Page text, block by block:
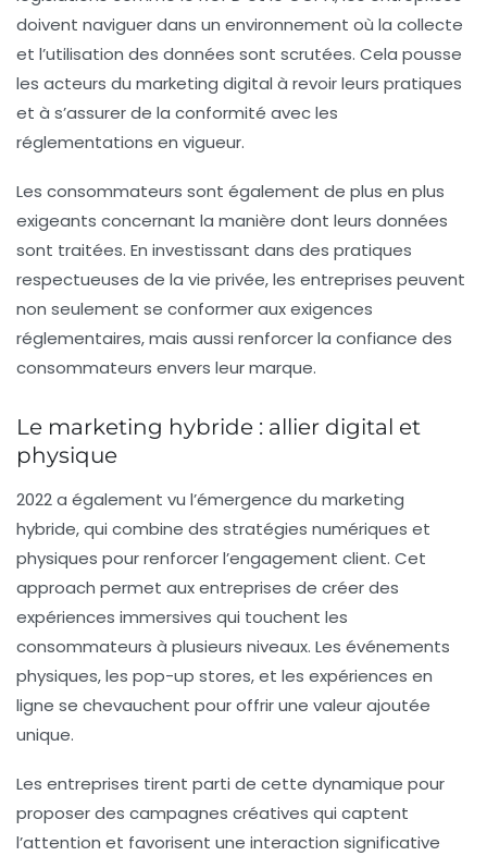
doivent naviguer dans un environnement où la collecte
et l’utilisation des données sont scrutées. Cela pousse
les acteurs du marketing digital à revoir leurs pratiques
et à s’assurer de la conformité avec les
réglementations en vigueur.
Les consommateurs sont également de plus en plus
exigeants concernant la manière dont leurs données
sont traitées. En investissant dans des pratiques
respectueuses de la vie privée, les entreprises peuvent
non seulement se conformer aux exigences
réglementaires, mais aussi renforcer la confiance des
consommateurs envers leur marque.
Le marketing hybride : allier digital et
physique
2022 a également vu l’émergence du marketing
hybride, qui combine des stratégies numériques et
physiques pour renforcer l’engagement client. Cet
approach permet aux entreprises de créer des
expériences immersives qui touchent les
consommateurs à plusieurs niveaux. Les événements
physiques, les pop-up stores, et les expériences en
ligne se chevauchent pour offrir une valeur ajoutée
unique.
Les entreprises tirent parti de cette dynamique pour
proposer des campagnes créatives qui captent
l’attention et favorisent une interaction significative